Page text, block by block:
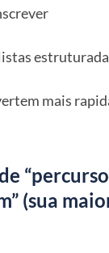
mais
(sua